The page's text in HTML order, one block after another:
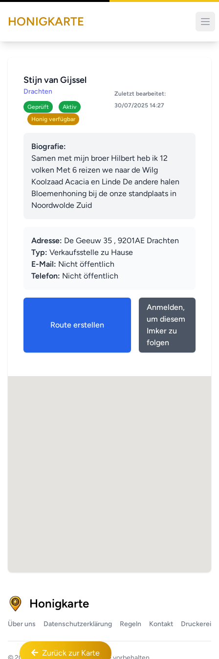
HONIGKARTE
Stijn van Gijssel
Drachten
Geprüft
Aktiv
Honig verfügbar
Zuletzt bearbeitet:
30/07/2025 14:27
Biografie:
Samen met mijn broer Hilbert heb ik 12
volken Met 6 reizen we naar de Wilg
Koolzaad Acacia en Linde De andere halen
Bloemenhoning bij de onze standplaats in
Noordwolde Zuid
Adresse: De Geeuw 35 , 9201AE Drachten
Typ: Verkaufsstelle zu Hause
E-Mail: Nicht öffentlich
Telefon: Nicht öffentlich
Route erstellen
Anmelden,
um diesem
Imker zu
folgen
Zurück zur Karte
Honigkarte
Über uns Datenschutzerklärung Regeln Kontakt Druckerei